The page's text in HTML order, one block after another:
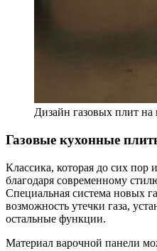
Дизайн газовых плит на
Газовые кухонные
Классика, которая до сих пор
благодаря современному
Специальная система новых
возможность утечки газа,
остальные функции.
Материал варочной панели